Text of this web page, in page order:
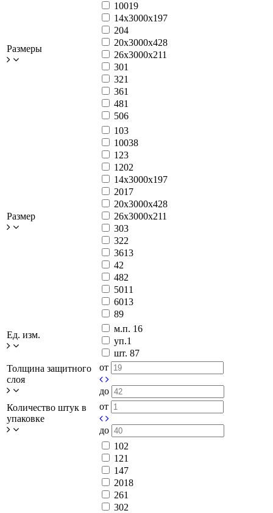
Размеры
10019
14x3000x197
204
20x3000x428
26x3000x211
301
321
361
481
506
Размер
103
10038
123
1202
14x3000x197
2017
20x3000x428
26x3000x211
303
322
3613
42
482
5011
6013
89
Ед. изм.
м.п. 16
уп.1
шт. 87
Толщина защитного
слоя
от
до
Количество штук в
упаковке
от
до
102
121
147
2018
261
302